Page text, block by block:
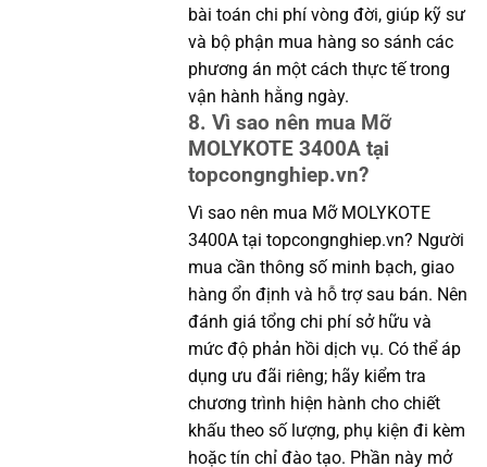
bài toán chi phí vòng đời, giúp kỹ sư
và bộ phận mua hàng so sánh các
phương án một cách thực tế trong
vận hành hằng ngày.
8. Vì sao nên mua Mỡ
MOLYKOTE 3400A tại
topcongnghiep.vn?
Vì sao nên mua Mỡ MOLYKOTE
3400A tại topcongnghiep.vn? Người
mua cần thông số minh bạch, giao
hàng ổn định và hỗ trợ sau bán. Nên
đánh giá tổng chi phí sở hữu và
mức độ phản hồi dịch vụ. Có thể áp
dụng ưu đãi riêng; hãy kiểm tra
chương trình hiện hành cho chiết
khấu theo số lượng, phụ kiện đi kèm
hoặc tín chỉ đào tạo. Phần này mở